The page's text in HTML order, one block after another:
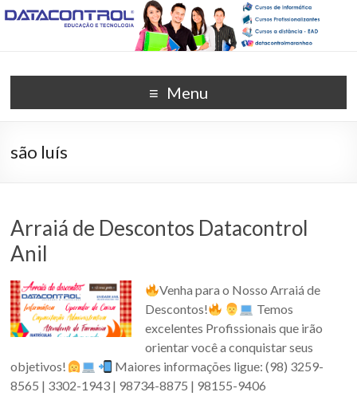
DATACONTROL –
EDUCAÇÃO E
Unidade Anil (98) 3259-8565
Menu
são luís
Arraiá de Descontos Datacontrol
Anil
Venha para o Nosso Arraiá de
Descontos!
Temos
excelentes Profissionais que irão
orientar você a conquistar seus
objetivos!
Maiores informações ligue: (98) 3259-
8565 | 3302-1943 | 98734-8875 | 98155-9406